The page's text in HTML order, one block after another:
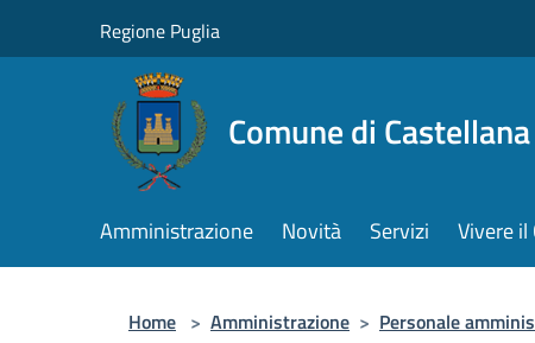
Regione Puglia
Comune di
Amministrazione Novità Servizi Vivere
Home > Amministrazione > Personale